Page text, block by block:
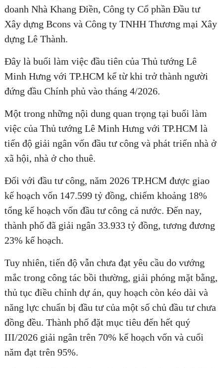
doanh Nhà Khang Điền, Công ty Cổ phần Đầu tư
Xây dựng Bcons và Công ty TNHH Thương mại Xây
dựng Lê Thành.
Đây là buổi làm việc đầu tiên của Thủ tướng Lê
Minh Hưng với TP.HCM kể từ khi trở thành người
đứng đầu Chính phủ vào tháng 4/2026.
Một trong những nội dung quan trọng tại buổi làm
việc của Thủ tướng Lê Minh Hưng với TP.HCM là
tiến độ giải ngân vốn đầu tư công và phát triển nhà ở
xã hội, nhà ở cho thuê.
Đối với đầu tư công, năm 2026 TP.HCM được giao
kế hoạch vốn 147.599 tỷ đồng, chiếm khoảng 18%
tổng kế hoạch vốn đầu tư công cả nước. Đến nay,
thành phố đã giải ngân 33.933 tỷ đồng, tương đương
23% kế hoạch.
Tuy nhiên, tiến độ vẫn chưa đạt yêu cầu do vướng
mắc trong công tác bồi thường, giải phóng mặt bằng,
thủ tục điều chỉnh dự án, quy hoạch còn kéo dài và
năng lực chuẩn bị đầu tư của một số chủ đầu tư chưa
đồng đều. Thành phố đặt mục tiêu đến hết quý
III/2026 giải ngân trên 70% kế hoạch vốn và cuối
năm đạt trên 95%.ĐĂNG KÝ TƯ VẤN MIỄN PHÍ